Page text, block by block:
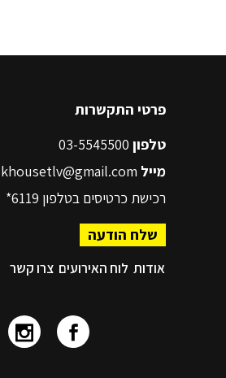
פרטי התקשרות
טלפון
מייל
רכישת כרטיסים בטלפון 6119*
שלח הודעה
אודות לוח האירועים צרו קשר